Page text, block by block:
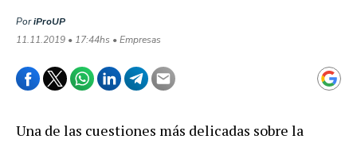
PoriProUP
11.11.2019 • 17:44hs • Empresas
Una de las cuestiones más delicadas sobre la